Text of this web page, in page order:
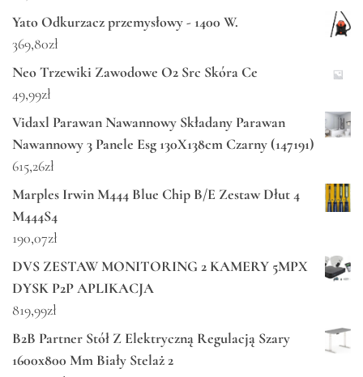
Yato Odkurzacz przemysłowy - 1400 W.
369,80zł
Neo Trzewiki Zawodowe O2 Src Skóra Ce
49,99zł
Vidaxl Parawan Nawannowy Składany Parawan
Nawannowy 3 Panele Esg 130X138cm Czarny (147191)
615,26zł
Marples Irwin M444 Blue Chip B/E Zestaw Dłut 4
M444S4
190,07zł
DVS ZESTAW MONITORING 2 KAMERY 5MPX
DYSK P2P APLIKACJA
819,99zł
B2B Partner Stół Z Elektryczną Regulacją Szary
1600x800 Mm Biały Stelaż 2